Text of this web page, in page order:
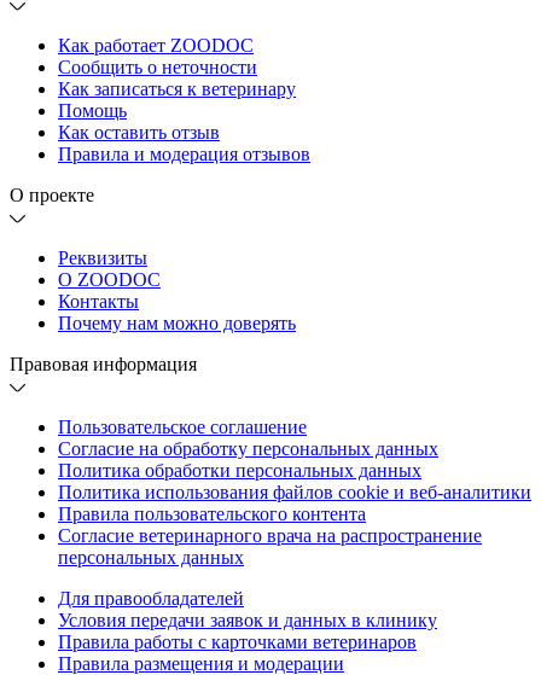
Как работает ZOODOC
Сообщить о неточности
Как записаться к ветеринару
Помощь
Как оставить отзыв
Правила и модерация отзывов
О проекте
Реквизиты
О ZOODOC
Контакты
Почему нам можно доверять
Правовая информация
Пользовательское соглашение
Согласие на обработку персональных данных
Политика обработки персональных данных
Политика использования файлов cookie и веб-аналитики
Правила пользовательского контента
Согласие ветеринарного врача на распространение
персональных данных
Для правообладателей
Условия передачи заявок и данных в клинику
Правила работы с карточками ветеринаров
Правила размещения и модерации